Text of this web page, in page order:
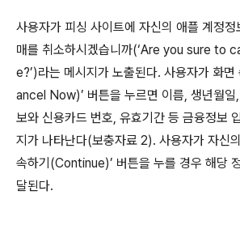
사용자가 피싱 사이트에 자신의 애플 계정정
매를 취소하시겠습니까(‘Are you sure to
e?’)라는 메시지가 노출된다. 사용자가 화면
ancel Now)’ 버튼을 누르면 이름, 생년월일,
보와 신용카드 번호, 유효기간 등 금융정보
지가 나타난다(보충자료 2). 사용자가 자신
속하기 (Continue)’ 버튼을 누를 경우 해당
달된다.